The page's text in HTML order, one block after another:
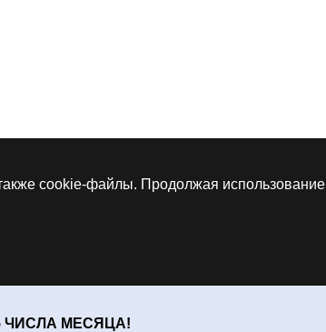
cookie-файлы. Продолжая
ЧИСЛА МЕСЯЦА!